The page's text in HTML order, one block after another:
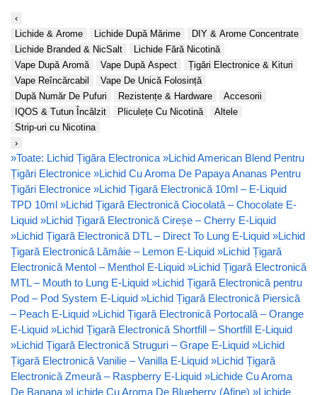
‹
Lichide & Arome
Lichide După Mărime
DIY & Arome Concentrate
Lichide Branded & NicSalt
Lichide Fără Nicotină
Vape După Aromă
Vape După Aspect
Țigări Electronice & Kituri
Vape Reîncărcabil
Vape De Unică Folosință
După Număr De Pufuri
Rezistențe & Hardware
Accesorii
IQOS & Tutun Încălzit
Pliculețe Cu Nicotină
Altele
Strip-uri cu Nicotina
›
»Toate: Lichid Țigăra Electronica »Lichid American Blend Pentru
Țigări Electronice »Lichid Cu Aroma De Papaya Ananas Pentru
Țigări Electronice »Lichid Țigară Electronică 10ml – E-Liquid
TPD 10ml »Lichid Țigară Electronică Ciocolată – Chocolate E-
Liquid »Lichid Țigară Electronică Cireșe – Cherry E-Liquid
»Lichid Țigară Electronică DTL – Direct To Lung E-Liquid »Lichid
Țigară Electronică Lămâie – Lemon E-Liquid »Lichid Țigară
Electronică Mentol – Menthol E-Liquid »Lichid Țigară Electronică
MTL – Mouth to Lung E-Liquid »Lichid Țigară Electronică pentru
Pod – Pod System E-Liquid »Lichid Țigară Electronică Piersică
– Peach E-Liquid »Lichid Țigară Electronică Portocală – Orange
E-Liquid »Lichid Țigară Electronică Shortfill – Shortfill E-Liquid
»Lichid Țigară Electronică Struguri – Grape E-Liquid »Lichid
Țigară Electronică Vanilie – Vanilla E-Liquid »Lichid Țigară
Electronică Zmeură – Raspberry E-Liquid »Lichide Cu Aroma
De Banana »Lichide Cu Aroma De Blueberry (Afine) »Lichide